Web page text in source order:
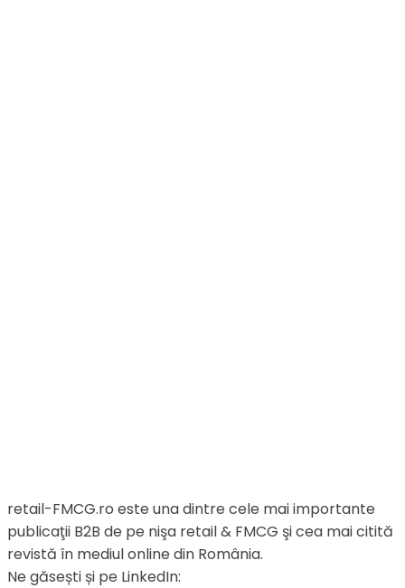
retail-FMCG.ro este una dintre cele mai importante
publicaţii B2B de pe nişa retail & FMCG şi cea mai citită
revistă în mediul online din România.
Ne găsești și pe LinkedIn: